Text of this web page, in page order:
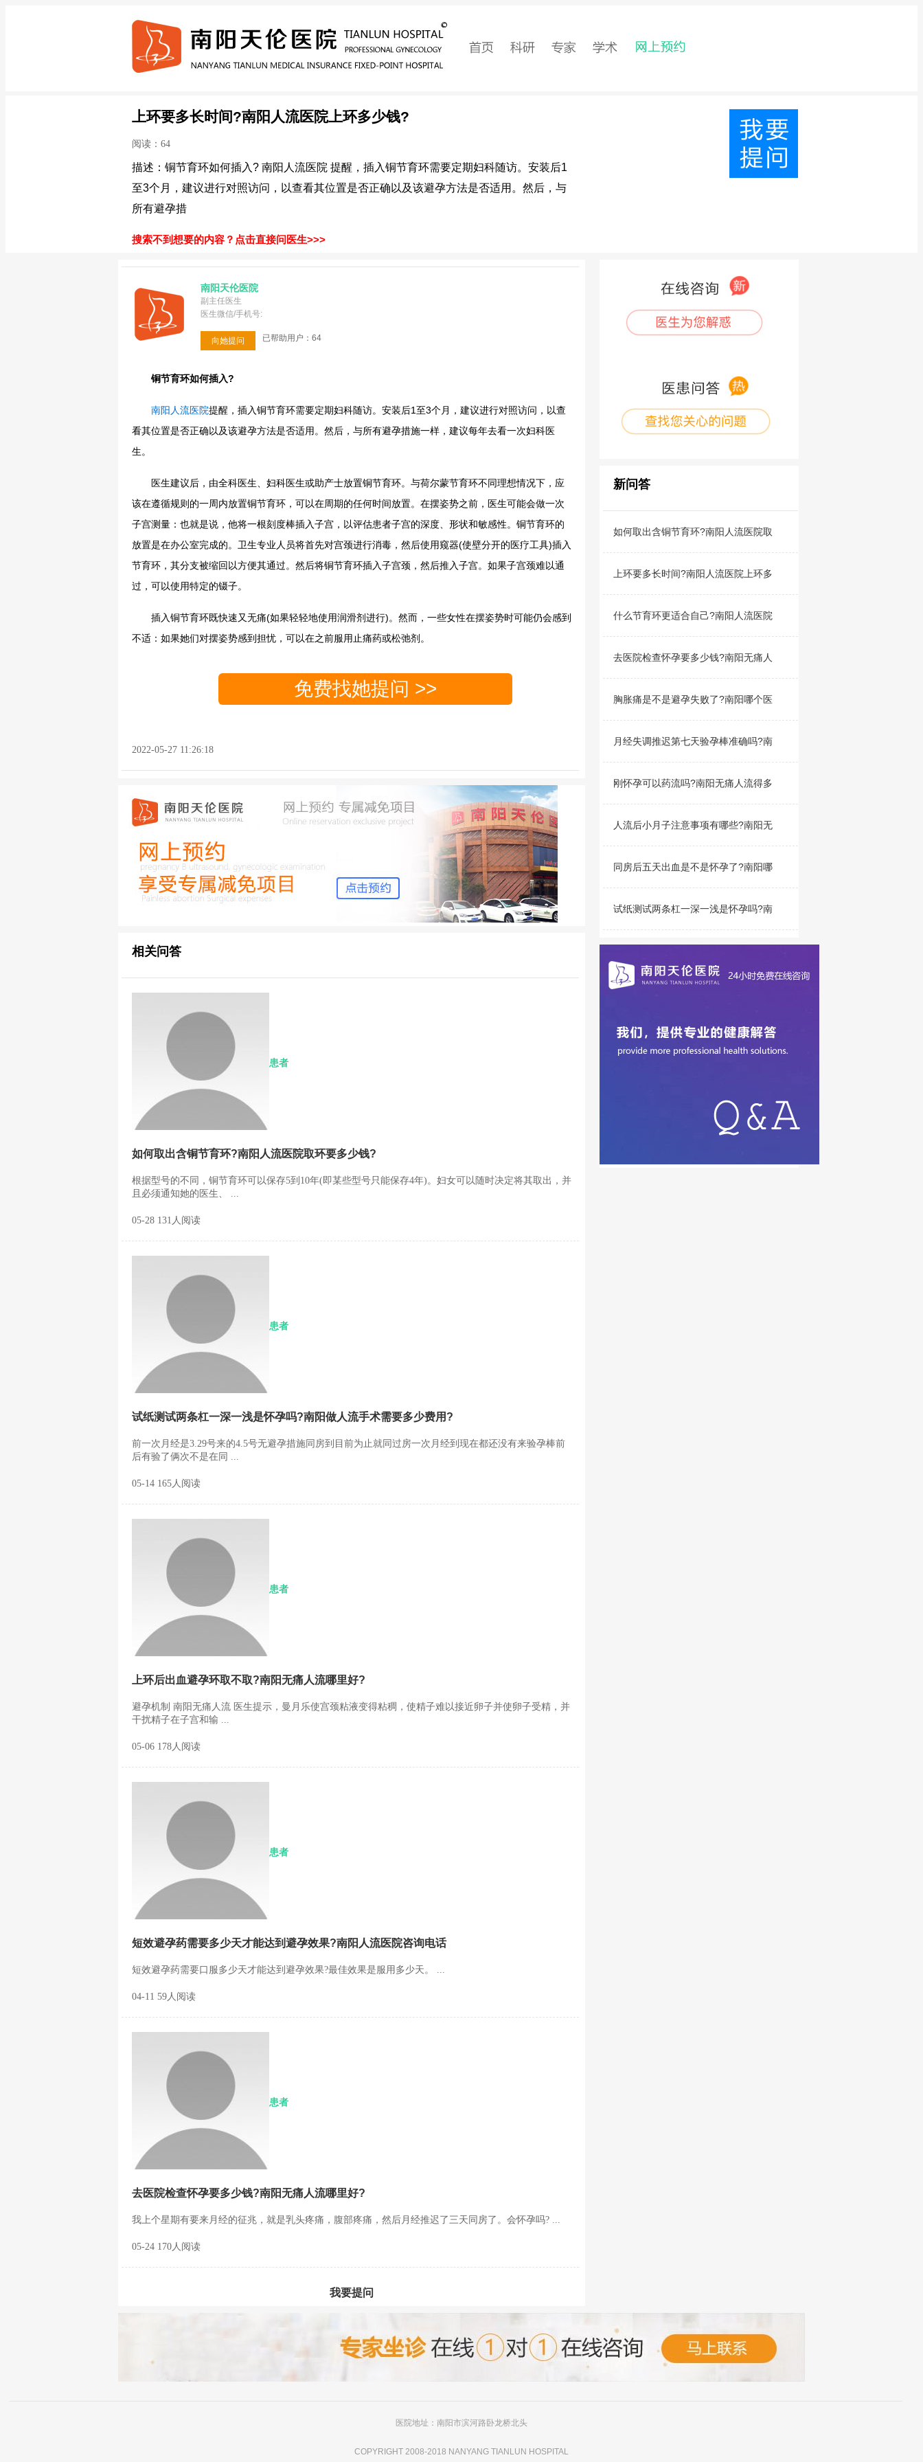
上环要多长时间?南阳人流医院上环多少钱?
阅读：64
描述：铜节育环如何插入? 南阳人流医院 提醒，插入铜节育环需要定期妇科随访。安装后1
至3个月，建议进行对照访问，以查看其位置是否正确以及该避孕方法是否适用。然后，与
所有避孕措
搜索不到想要的内容？点击直接问医生>>>
南阳天伦医院
副主任医生
医生微信/手机号:
向她提问 已帮助用户：64
铜节育环如何插入?
南阳人流医院提醒，插入铜节育环需要定期妇科随访。安装后1至3个月，建议进行对照访问，以查
看其位置是否正确以及该避孕方法是否适用。然后，与所有避孕措施一样，建议每年去看一次妇科医
生。
医生建议后，由全科医生、妇科医生或助产士放置铜节育环。与荷尔蒙节育环不同理想情况下，应
该在遵循规则的一周内放置铜节育环，可以在周期的任何时间放置。在摆姿势之前，医生可能会做一次
子宫测量：也就是说，他将一根刻度棒插入子宫，以评估患者子宫的深度、形状和敏感性。铜节育环的
放置是在办公室完成的。卫生专业人员将首先对宫颈进行消毒，然后使用窥器(使壁分开的医疗工具)插入
节育环，其分支被缩回以方便其通过。然后将铜节育环插入子宫颈，然后推入子宫。如果子宫颈难以通
过，可以使用特定的镊子。
插入铜节育环既快速又无痛(如果轻轻地使用润滑剂进行)。然而，一些女性在摆姿势时可能仍会感到
不适：如果她们对摆姿势感到担忧，可以在之前服用止痛药或松弛剂。
免费找她提问 >>
2022-05-27 11:26:18
相关问答
患者
如何取出含铜节育环?南阳人流医院取环要多少钱?
根据型号的不同，铜节育环可以保存5到10年(即某些型号只能保存4年)。妇女可以随时决定将其取出，并
且必须通知她的医生、 ...
05-28 131人阅读
患者
试纸测试两条杠一深一浅是怀孕吗?南阳做人流手术需要多少费用?
前一次月经是3.29号来的4.5号无避孕措施同房到目前为止就同过房一次月经到现在都还没有来验孕棒前
后有验了俩次不是在同 ...
05-14 165人阅读
患者
上环后出血避孕环取不取?南阳无痛人流哪里好?
避孕机制 南阳无痛人流 医生提示，曼月乐使宫颈粘液变得粘稠，使精子难以接近卵子并使卵子受精，并
干扰精子在子宫和输 ...
05-06 178人阅读
患者
短效避孕药需要多少天才能达到避孕效果?南阳人流医院咨询电话
短效避孕药需要口服多少天才能达到避孕效果?最佳效果是服用多少天。 ...
04-11 59人阅读
患者
去医院检查怀孕要多少钱?南阳无痛人流哪里好?
我上个星期有要来月经的征兆，就是乳头疼痛，腹部疼痛，然后月经推迟了三天同房了。会怀孕吗? ...
05-24 170人阅读
我要提问
新问答
如何取出含铜节育环?南阳人流医院取
上环要多长时间?南阳人流医院上环多
什么节育环更适合自己?南阳人流医院
去医院检查怀孕要多少钱?南阳无痛人
胸胀痛是不是避孕失败了?南阳哪个医
月经失调推迟第七天验孕棒准确吗?南
刚怀孕可以药流吗?南阳无痛人流得多
人流后小月子注意事项有哪些?南阳无
同房后五天出血是不是怀孕了?南阳哪
试纸测试两条杠一深一浅是怀孕吗?南
医院地址：南阳市滨河路卧龙桥北头
COPYRIGHT 2008-2018 NANYANG TIANLUN HOSPITAL